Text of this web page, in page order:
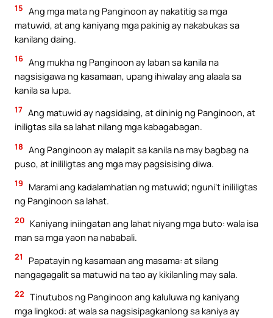
15 Ang mga mata ng Panginoon ay nakatitig sa mga
matuwid, at ang kaniyang mga pakinig ay nakabukas sa
kanilang daing.
16 Ang mukha ng Panginoon ay laban sa kanila na
nagsisigawa ng kasamaan, upang ihiwalay ang alaala sa
kanila sa lupa.
17 Ang matuwid ay nagsidaing, at dininig ng Panginoon, at
iniligtas sila sa lahat nilang mga kabagabagan.
18 Ang Panginoon ay malapit sa kanila na may bagbag na
puso, at inililigtas ang mga may pagsisising diwa.
19
Marami ang kadalamhatian ng matuwid; nguni’t inililigtas
ng Panginoon sa lahat.
20 Kaniyang iniingatan ang lahat niyang mga buto: wala isa
man sa mga yaon na nababali.
21
Papatayin ng kasamaan ang masama: at silang
nangagagalit sa matuwid na tao ay kikilanling may sala.
22 Tinutubos ng Panginoon ang kaluluwa ng kaniyang
mga lingkod: at wala sa nagsisipagkanlong sa kaniya ay